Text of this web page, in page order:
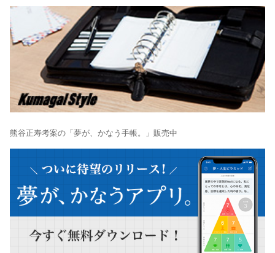
熊谷正寿考案の「夢が、かなう手帳。」販売中